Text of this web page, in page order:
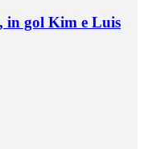
in gol Kim e Luis